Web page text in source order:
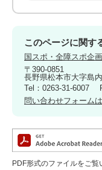
このページに関す
国スポ・全障スポ企
〒390-0851
長野県松本市大字島
Tel：0263-31-6007
問い合わせフォーム
PDF形式のファイルをご